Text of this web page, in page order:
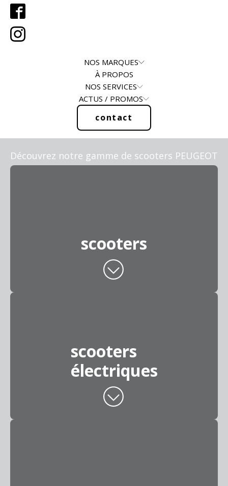
NOS MARQUES
À PROPOS
NOS SERVICES
ACTUS / PROMOS
contact
Découvrez notre gamme de scooters PEUGEOT
scooters
scooters
électriques